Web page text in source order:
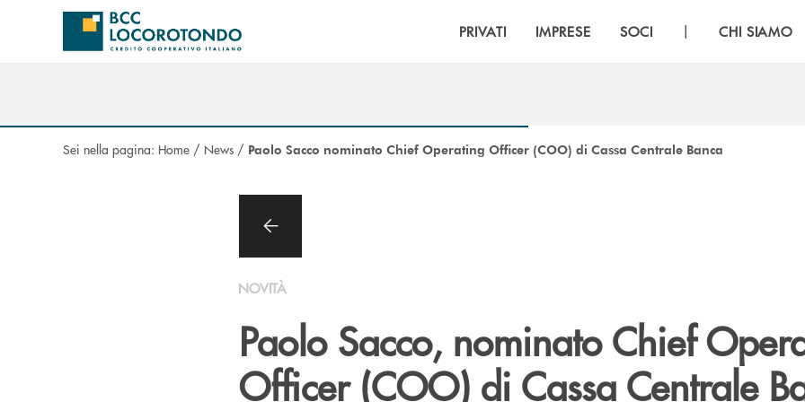
Salta al contenuto principale
PRIVATI IMPRESE SOCI | CHI SIAMO
Sei nella pagina: Home / News / Paolo Sacco nominato Chief Operating Officer (COO) di Cassa Centrale Banca
NOVITÀ
Paolo Sacco, nominato Chief
Officer (COO) di Cassa Centrale